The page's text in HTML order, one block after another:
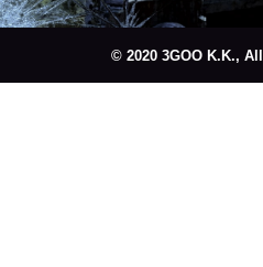
© 2020 3GOO K.K.,